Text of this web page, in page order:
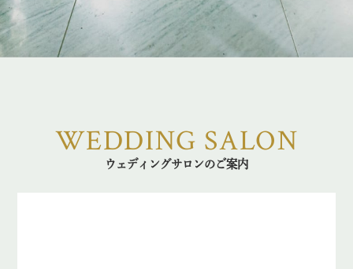
WEDDING SALON
ウェディングサロンのご案内